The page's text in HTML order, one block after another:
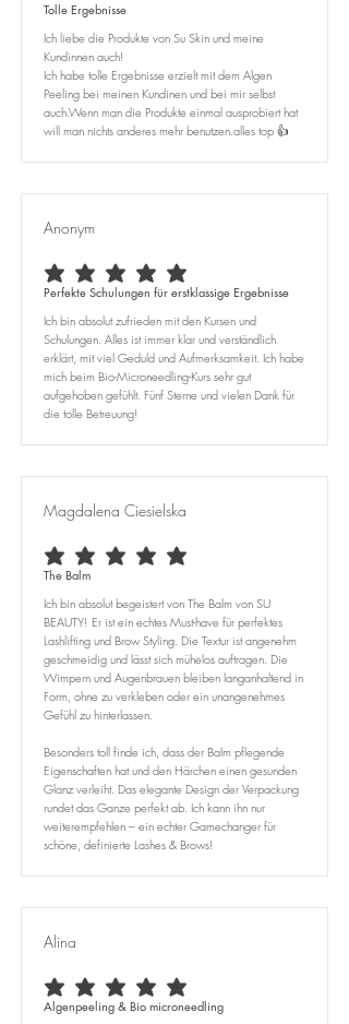
Tolle Ergebnisse
Ich liebe die Produkte von Su Skin und meine
Kundinnen auch!
Ich habe tolle Ergebnisse erzielt mit dem Algen
Peeling bei meinen Kundinen und bei mir selbst
auch.Wenn man die Produkte einmal ausprobiert hat
will man nichts anderes mehr benutzen.alles top 👍
Anonym
durchschnittliches Rating ist 5 von 5
Perfekte Schulungen für erstklassige Ergebnisse
Ich bin absolut zufrieden mit den Kursen und
Schulungen. Alles ist immer klar und verständlich
erklärt, mit viel Geduld und Aufmerksamkeit. Ich habe
mich beim Bio-Microneedling-Kurs sehr gut
aufgehoben gefühlt. Fünf Sterne und vielen Dank für
die tolle Betreuung!
Magdalena Ciesielska
durchschnittliches Rating ist 5 von 5
The Balm
Ich bin absolut begeistert von The Balm von SU
BEAUTY! Er ist ein echtes Must-have für perfektes
Lashlifting und Brow Styling. Die Textur ist angenehm
geschmeidig und lässt sich mühelos auftragen. Die
Wimpern und Augenbrauen bleiben langanhaltend in
Form, ohne zu verkleben oder ein unangenehmes
Gefühl zu hinterlassen.
Besonders toll finde ich, dass der Balm pflegende
Eigenschaften hat und den Härchen einen gesunden
Glanz verleiht. Das elegante Design der Verpackung
rundet das Ganze perfekt ab. Ich kann ihn nur
weiterempfehlen – ein echter Gamechanger für
schöne, definierte Lashes & Brows!
Alina
durchschnittliches Rating ist 5 von 5
Algenpeeling & Bio microneedling